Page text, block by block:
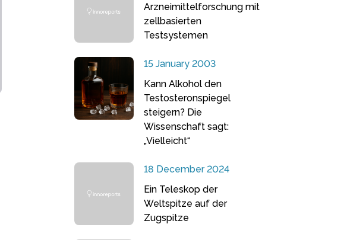
Arzneimittelforschung mit
zellbasierten
Testsystemen
15 January 2003
Kann Alkohol den
Testosteronspiegel
steigern? Die
Wissenschaft sagt:
„Vielleicht“
18 December 2024
Ein Teleskop der
Weltspitze auf der
Zugspitze